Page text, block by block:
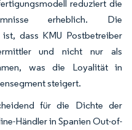
reduziert die
erheblich. Die
ist, dass KMU Postbetreiber
und nicht nur als
was die Loyalität in
steigert.
für die Dichte der
Händler in Spanien Out-of-